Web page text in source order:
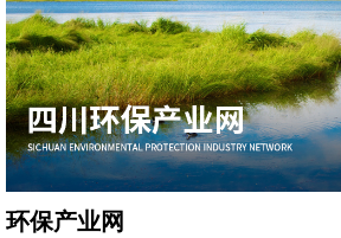
环保产业网